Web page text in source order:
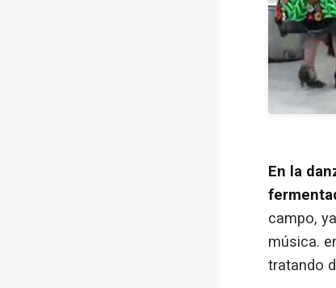
En la
campo,
música.
tratando